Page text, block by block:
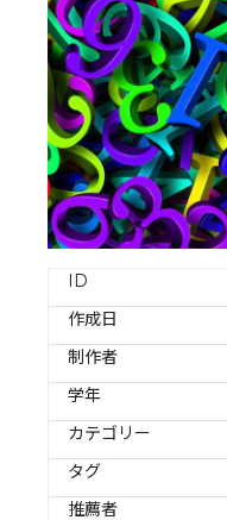
ID
作成日
制作者
学年
カテゴリー
タグ
推薦者